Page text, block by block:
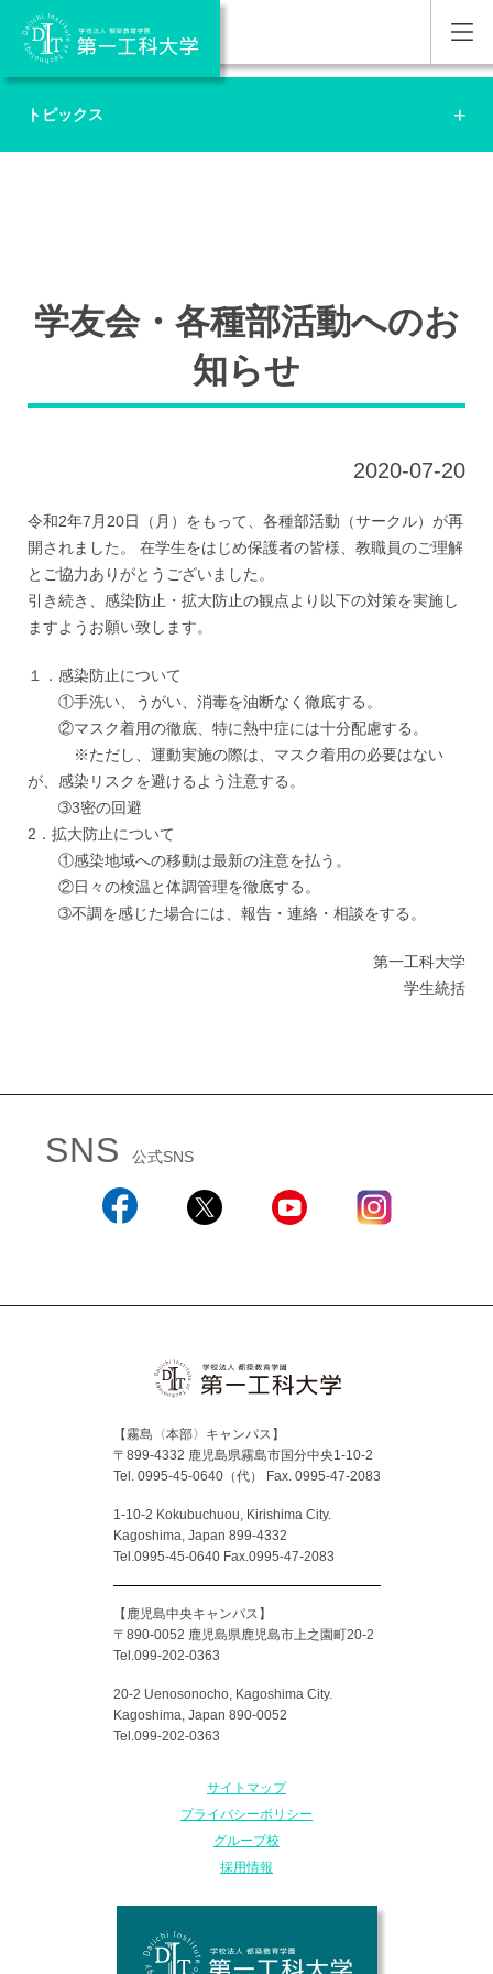
トピックス
学友会・各種部活動へのお
知らせ
2020-07-20
令和2年7月20日（月）をもって、各種部活動（サークル）が再
開されました。 在学生をはじめ保護者の皆様、教職員のご理解
とご協力ありがとうございました。
引き続き、感染防止・拡大防止の観点より以下の対策を実施し
ますようお願い致します。
１．感染防止について
①手洗い、うがい、消毒を油断なく徹底する。
②マスク着用の徹底、特に熱中症には十分配慮する。
※ただし、運動実施の際は、マスク着用の必要はない
が、感染リスクを避けるよう注意する。
➂3密の回避
2．拡大防止について
①感染地域への移動は最新の注意を払う。
②日々の検温と体調管理を徹底する。
➂不調を感じた場合には、報告・連絡・相談をする。
第一工科大学
学生統括
SNS 公式SNS
【霧島〈本部〉キャンパス】
〒899-4332 鹿児島県霧島市国分中央1-10-2
Tel. 0995-45-0640（代）
Fax. 0995-47-2083
1-10-2 Kokubuchuou, Kirishima City.
Kagoshima, Japan 899-4332
Tel.0995-45-0640 Fax.0995-47-2083
【鹿児島中央キャンパス】
〒890-0052 鹿児島県鹿児島市上之園町20-2
Tel.099-202-0363
20-2 Uenosonocho, Kagoshima City.
Kagoshima, Japan 890-0052
Tel.099-202-0363
サイトマップ
プライバシーポリシー
グループ校
採用情報